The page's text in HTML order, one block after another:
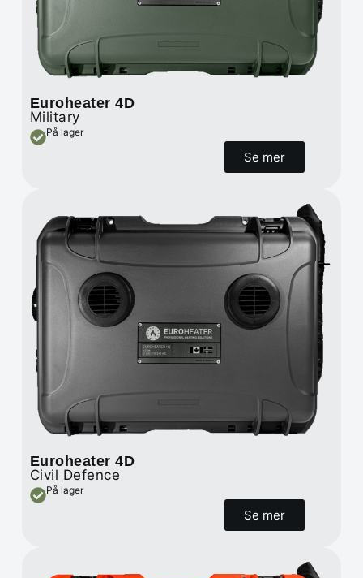
Euroheater 4D
Military
På lager
Se mer
Euroheater 4D
Civil Defence
På lager
Se mer